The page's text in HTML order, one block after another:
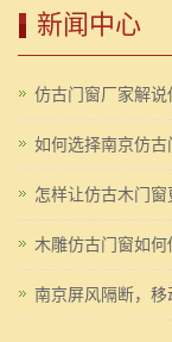
新闻中心
仿古门窗厂家解
如何选择南京仿
怎样让仿古木门窗
木雕仿古门窗如
南京屏风隔断，移